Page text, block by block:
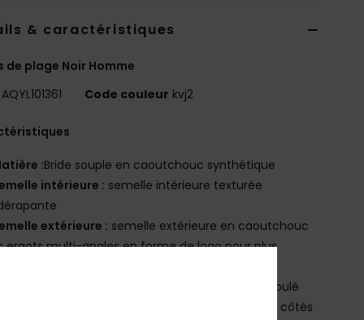
& caractéristiques
de plage Noir Homme
AQYL101361 Code couleur kvj2
:Bride souple en caoutchouc synthétique
intérieure : semelle intérieure texturée
extérieure : semelle extérieure en caoutchouc
ergots multi-angles en forme de logo pour plus
logo Quiksilver et logo Mountain & Wave moulé
rayures colorées sur les côtés